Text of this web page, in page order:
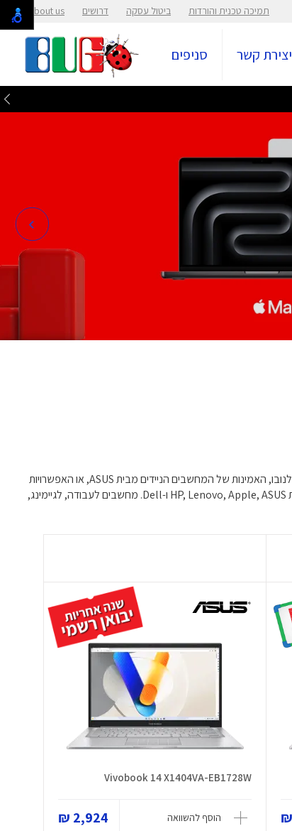
תמיכה טכנית והורדות ביטול עסקה דרושים About us
יצירת קשר סניפים
גלו עולם של חדשנות טכנולוגית עם מגוון המחשבים הניידים שלנו. בין אם אתם נמשכים אל האלגנטיות המהודרת של העיצוב של אפל, הביצועים המתקדמים של לנובו, האמינות של המחשבים הניידים מבית ASUS, או האפשרויות
הרב-תכליתיות של Dell, המגוון שלנו יענה על כל העדפה שלכם. חקרו את הטכנולוגיות הכי עדכניות בתחום המחשבים הניידים, עם המותגים המובילים שלנו מבית HP, Lenovo, Apple, ASUS ו-Dell. מחשבים לעבודה, לגיימינג,
Vivobook 14 X1404VA-EB1728W
הוסף להשוואה 2,924 ₪